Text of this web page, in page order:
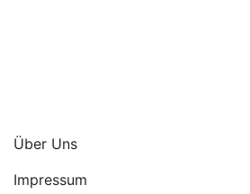
Über Uns
Impressum